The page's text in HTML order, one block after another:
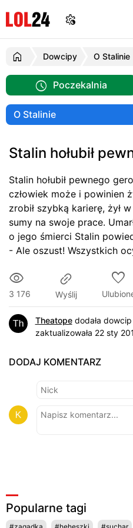
Dowcipy O Stalinie
Poczekalnia
Stalin hołubił
Stalin hołubił pewnego
człowiek może i powinien
zrobił szybką karierę, żył
sumy na swoje prace.
o jego śmierci Stalin
- Ale oszust! Wszystkich
3 176 Wyślij
Theatopedodała dowcip
zaktualizowała 22 sty
DODAJ KOMENTARZ
Popularne tagi